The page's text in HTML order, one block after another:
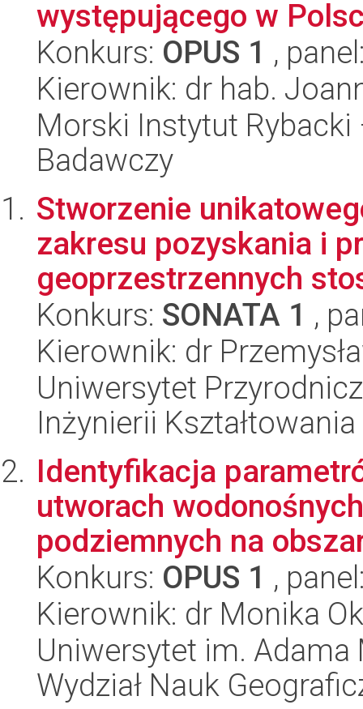
występującego w
Konkurs: OPUS 1 ,
Kierownik: dr hab.
Morski Instytut
Badawczy
Stworzenie
zakresu pozyskania i
geoprzestrzennych
Konkurs: SONATA 1 ,
Kierownik: dr
Uniwersytet
Inżynierii
Identyfikacja
utworach
podziemnych na
Konkurs: OPUS 1 ,
Kierownik: dr Monika
Uniwersytet im.
Wydział Nauk